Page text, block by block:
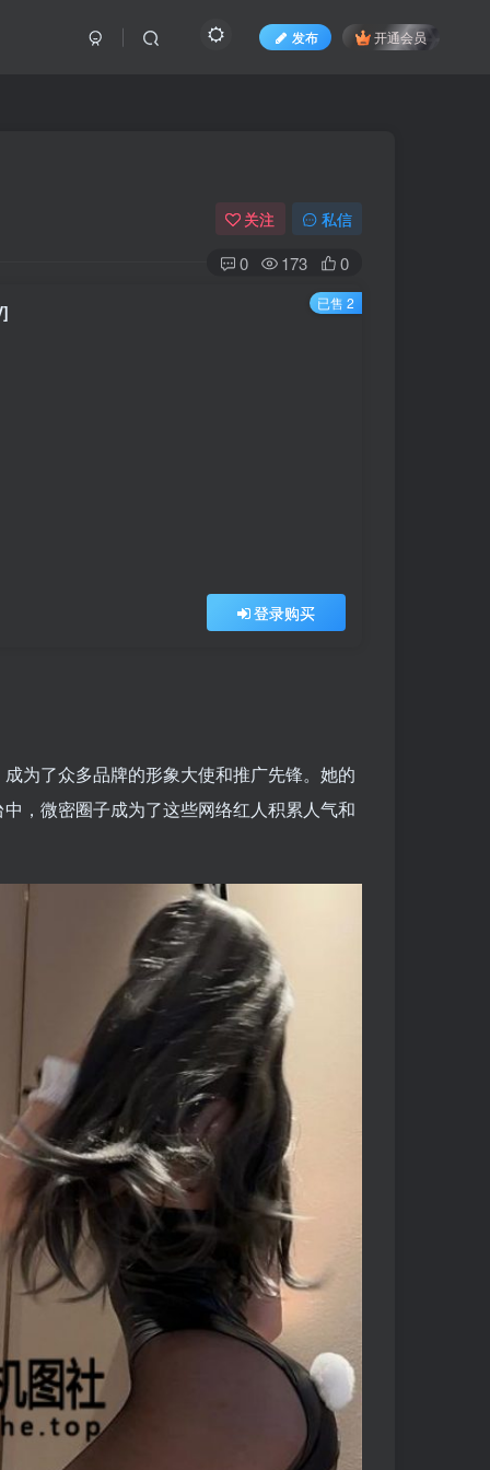
发布 开通会员
关注 私信
0 173 0
登录购买
已售 2
为了众多品牌的形象大使和推广先锋。她的
，微密圈子成为了这些网络红人积累人气和